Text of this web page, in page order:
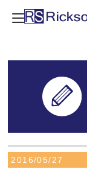
2016/05/27